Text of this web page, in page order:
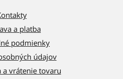
a platba
podmienky
údajov
a vrátenie tovaru